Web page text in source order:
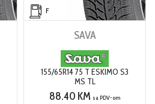
F
SAVA
155/65R14 75 T ESKIMO S3
MS TL
88.40 KM sa PDV-om